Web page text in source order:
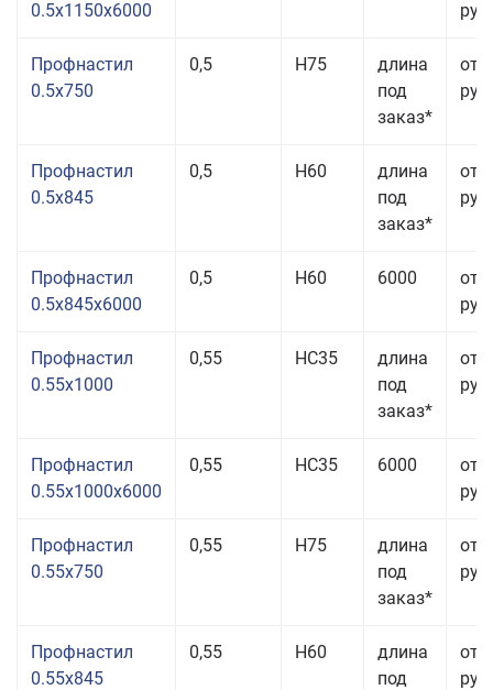
0.5x1150x6000 руб.
Профнастил
0.5x750
0,5 Н75
длина
под
заказ*
от
руб.
Профнастил
0.5x845
0,5 Н60
длина
под
заказ*
от
руб.
Профнастил
0.5x845x6000
0,5 Н60 6000
от
руб.
Профнастил
0.55x1000
0,55 НС35
длина
под
заказ*
от
руб.
Профнастил
0.55x1000x6000
0,55 НС35 6000
от
руб.
Профнастил
0.55x750
0,55 Н75
длина
под
заказ*
от
руб.
Профнастил
0.55x845
0,55 Н60
длина
под
от
руб.